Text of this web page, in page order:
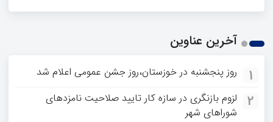
آخرین عناوین
1 روز پنجشنبه در خوزستان،روز جشن عمومی اعلام شد
2
لزوم بازنگری در سازه کار تایید صلاحیت نامزدهای
شوراهای شهر